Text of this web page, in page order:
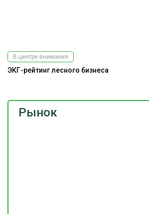
Рынок
В центре внимания
ЭКГ-рейтинг лесного бизнеса